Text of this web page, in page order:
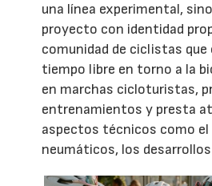
una línea experimental,
proyecto con identidad
comunidad de ciclistas que
tiempo libre en torno a la
en marchas cicloturistas,
entrenamientos y presta
aspectos técnicos como el
neumáticos, los